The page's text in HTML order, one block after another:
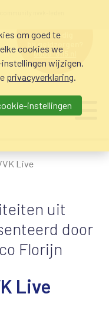
hulp nodig
bij geldzorgen?
0800-8115.nl
Live
uit
door
Florijn
Live
om goed te
cookies we
wijzigen.
privacyverklaring.
instellingen